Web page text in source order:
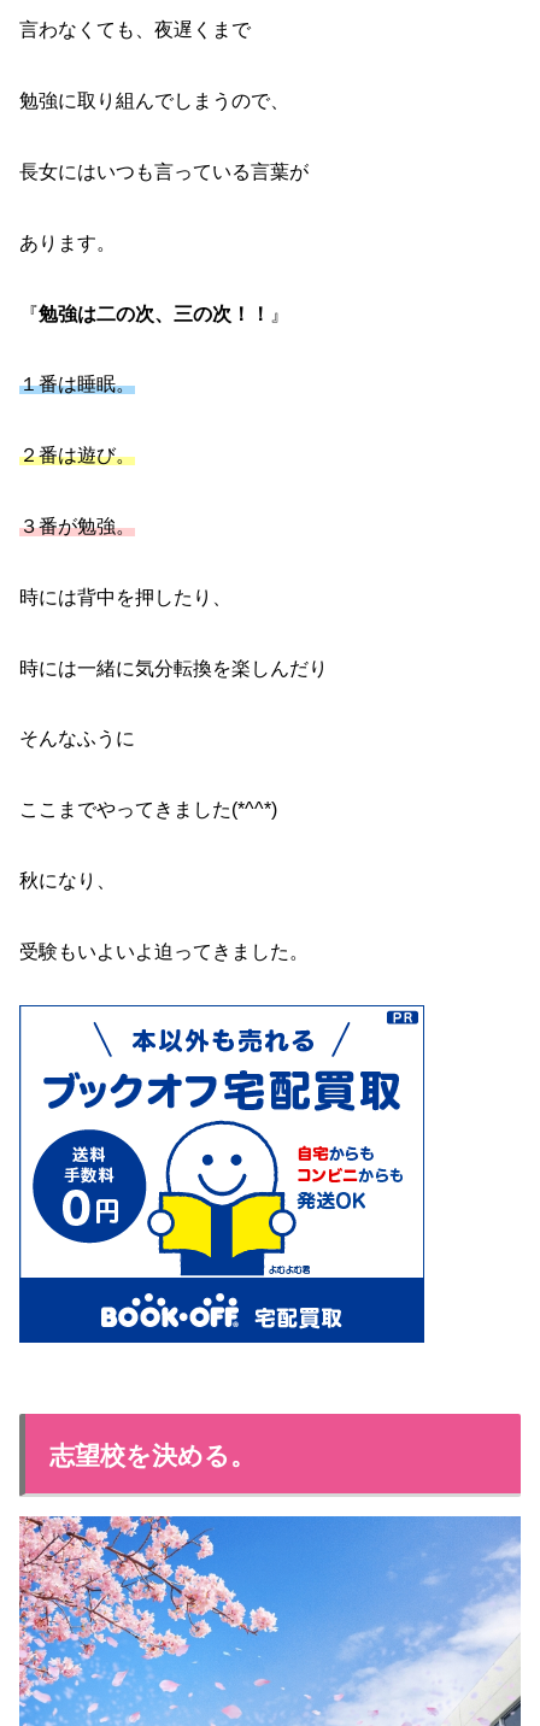
言わなくても、夜遅くまで
勉強に取り組んでしまうので、
長女にはいつも言っている言葉が
あります。
『勉強は二の次、三の次！！ 』
１番は睡眠。
２番は遊び。
３番が勉強。
時には背中を押したり、
時には一緒に気分転換を楽しんだり
そんなふうに
ここまでやってきました(*^^*)
秋になり、
受験もいよいよ迫ってきました。
志望校を決める。